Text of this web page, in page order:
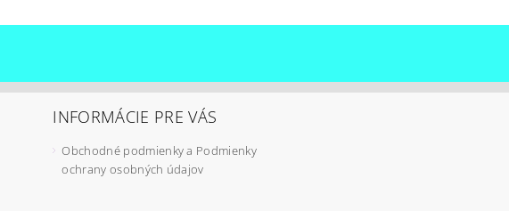
INFORMÁCIE PRE VÁS
Obchodné podmienky a Podmienky
ochrany osobných údajov